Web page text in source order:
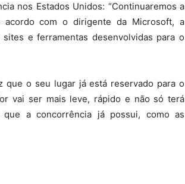
nos Estados Unidos: “Continuaremos a
acordo com o dirigente da Microsoft, a
e ferramentas desenvolvidas para o
que o seu lugar já está reservado para o
vai ser mais leve, rápido e não só terá
que a concorrência já possui, como as